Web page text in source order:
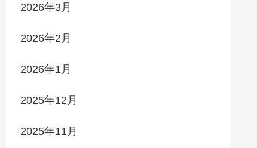
2026年3月
2026年2月
2026年1月
2025年12月
2025年11月